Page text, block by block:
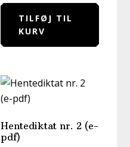
TILFØJ TIL
KURV
Hentediktat nr. 2 (e-
pdf)